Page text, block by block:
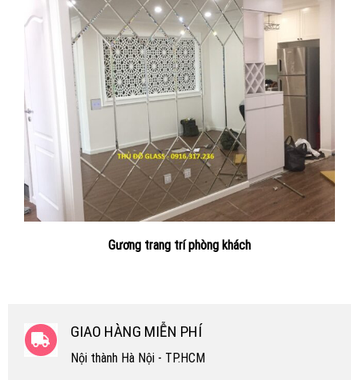
Gương trang trí phòng khách
GIAO HÀNG MIỄN PHÍ
Nội thành Hà Nội - TP.HCM